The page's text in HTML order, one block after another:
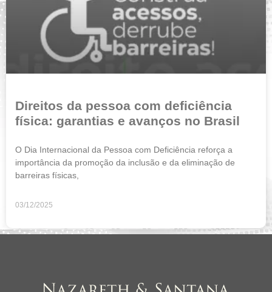
Direitos da pessoa com deficiência
física: garantias e avanços no Brasil
O Dia Internacional da Pessoa com Deficiência reforça a
importância da promoção da inclusão e da eliminação de
barreiras físicas,
03/12/2025